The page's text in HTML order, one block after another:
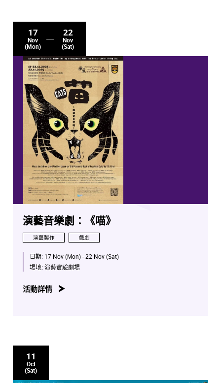
17
Nov
(Mon)
22
Nov
(Sat)
演藝音樂劇：《喵》
演藝製作 戲劇
日期: 17 Nov (Mon) - 22 Nov (Sat)
場地: 演藝實驗劇場
活動詳情
11
Oct
(Sat)